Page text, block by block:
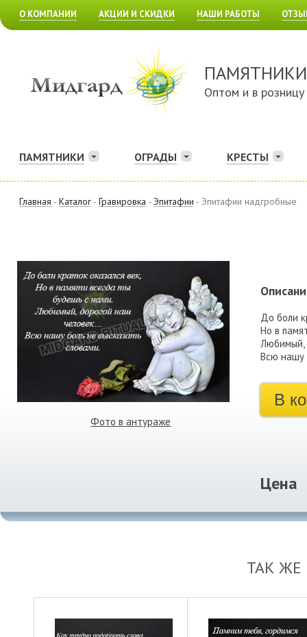
О КОМПАНИИ АКЦИИ И СКИДКИ НАШИ РАБОТЫ
ПАМЯТНИКИ
Оптом и в розницу
ПАМЯТНИКИ ОГРАДЫ КРЕСТЫ
Главная - Каталог - Гравировка - Эпитафии - Эпитафии надгробные
Фото в антураже
До боли
Но в
Любимый,
Всю нашу
В
Цена
ТАК